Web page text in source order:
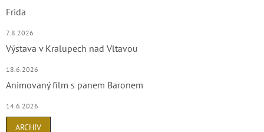
ý
s
Frida
7.8.2026
Výstava v Kralupech nad Vltavou
18.6.2026
Animovaný film s panem Baronem
14.6.2026
ARCHIV